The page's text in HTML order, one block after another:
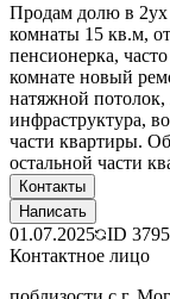
Продам долю в 2ух
комнаты 15 кв.м,
пенсионерка,
комнате новый
натяжной
инфраструктура,
части квартиры.
остальной части
Контакты
Написать
01.07.2025 ID
Контактное лицо